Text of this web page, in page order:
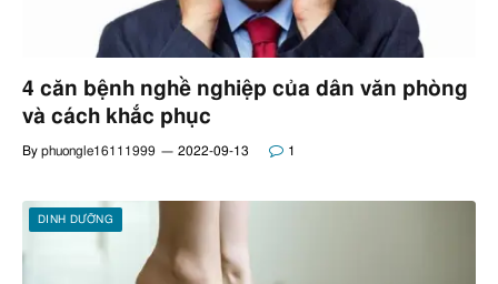
4 căn bệnh nghề nghiệp của dân văn phòng
và cách khắc phục
By phuongle16111999 2022-09-13 1
DINH DƯỠNG